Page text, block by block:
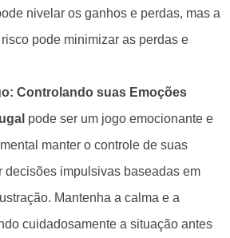
nivelar os ganhos e perdas, mas a
pode minimizar as perdas e
Controlando suas Emoções
pode ser um jogo emocionante e
manter o controle de suas
decisões impulsivas baseadas em
Mantenha a calma e a
cuidadosamente a situação antes